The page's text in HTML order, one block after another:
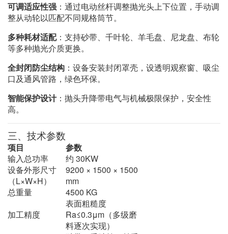
可调适应性强 ：通过电动丝杆调整抛光头上下位置，手动调
整从动轮以匹配不同规格筒节。
多种耗材适配：支持砂带、千叶轮、羊毛盘、尼龙盘、布轮
等多种抛光介质更换。
全封闭防尘结构 ：设备安装封闭罩壳，设透明观察窗、吸尘
口及通风管路，绿色环保。
智能保护设计：抛头升降带电气与机械极限保护，安全性
高。
三、技术参数
项目
参数
输入总功率
约 30KW
设备外形尺寸
（L×W×H）
9200 × 1500 × 1500
mm
总重量
4500 KG
加工精度
表面粗糙度
Ra≤0.3μm（多级磨
料逐次实现）